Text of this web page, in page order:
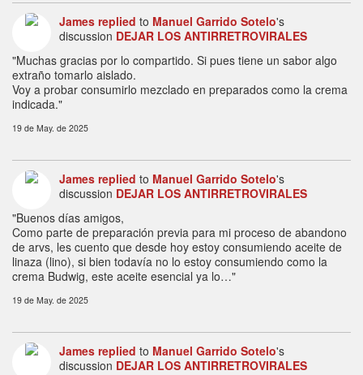
James replied to Manuel Garrido Sotelo's
discussion DEJAR LOS ANTIRRETROVIRALES
"Muchas gracias por lo compartido. Si pues tiene un sabor algo
extraño tomarlo aislado.
Voy a probar consumirlo mezclado en preparados como la crema
indicada."
19 de May. de 2025
James replied to Manuel Garrido Sotelo's
discussion DEJAR LOS ANTIRRETROVIRALES
"Buenos días amigos,
Como parte de preparación previa para mi proceso de abandono
de arvs, les cuento que desde hoy estoy consumiendo aceite de
linaza (lino), si bien todavía no lo estoy consumiendo como la
crema Budwig, este aceite esencial ya lo…"
19 de May. de 2025
James replied to Manuel Garrido Sotelo's
discussion DEJAR LOS ANTIRRETROVIRALES